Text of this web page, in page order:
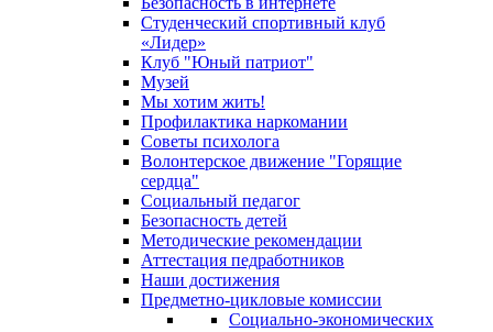
Студенческий спортивный клуб
«Лидер»
Клуб "Юный патриот"
Музей
Мы хотим жить!
Профилактика наркомании
Советы психолога
Волонтерское движение "Горящие
сердца"
Социальный педагог
Безопасность детей
Методические рекомендации
Аттестация педработников
Наши достижения
Предметно-цикловые комиссии
Социально-экономических